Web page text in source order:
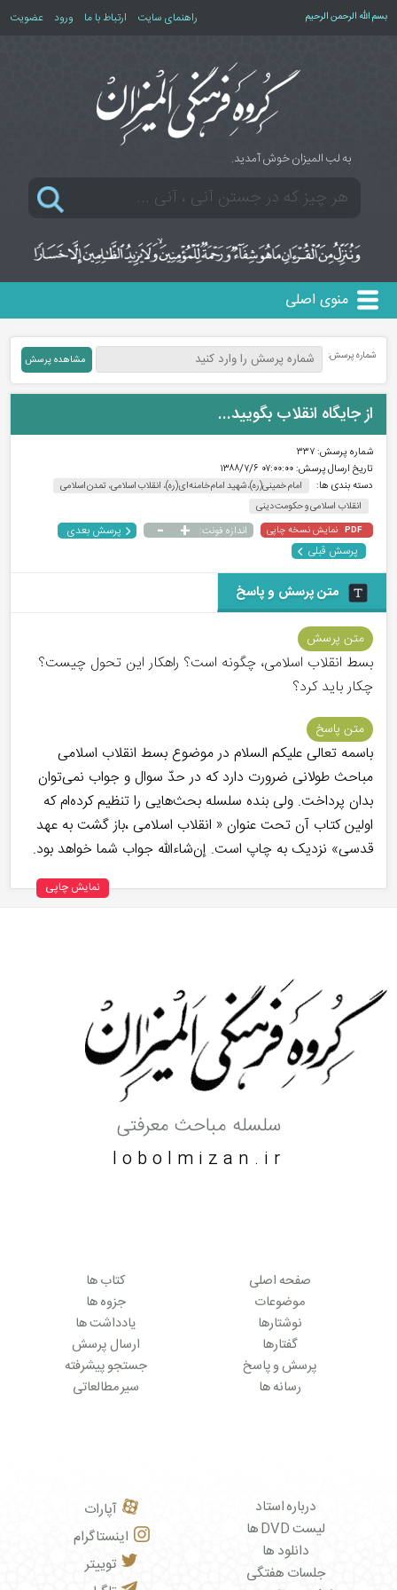
بسم الله الرحمن الرحیم راهنمای سایت ارتباط با ما ورود عضویت
به لب المیزان خوش آمدید.
منوی اصلی
شماره پرسش:
از جایگاه انقلاب بگویید...
شماره پرسش:۳۳۷
تاریخ ارسال پرسش:۰۷:۰۰:۰۰ ۱۳۸۸/۷/۶
دسته بندی ها:
امام خمینی(ره)، شهید امام خامنه‌ای(ره)، انقلاب اسلامی، تمدن اسلامی
انقلاب اسلامی و حکومت دینی
PDF نمایش نسخه چاپی اندازه فونت: +
-
پرسش بعدی
پرسش قبلی
متن پرسش و پاسخ
متن پرسش
بسط انقلاب اسلامی، چگونه است؟ راهکار این تحول چیست؟
چکار باید کرد؟
متن پاسخ
باسمه تعالی علیکم السلام در موضوع بسط انقلاب اسلامی
مباحث طولانی ضرورت دارد که در حدّ سوال و جواب نمی‌توان
بدان پرداخت. ولی بنده سلسله‌ بحث‌هایی را تنظیم کرده‌ام که
اولین کتاب آن تحت عنوان « انقلاب اسلامی ،باز گشت به عهد
قدسی» نزدیک به چاپ است. إن‌شاءالله جواب شما خواهد بود.
نمایش چاپی
سلسله مباحث معرفتی
lobolmizan.ir
صفحه اصلی
موضوعات
نوشتارها
گفتارها
پرسش و پاسخ
رسانه ها
کتاب ها
جزوه ها
یادداشت ها
ارسال پرسش
جستجو پیشرفته
سیر مطالعاتی
درباره استاد
لیست DVD ها
دانلود ها
جلسات هفتگی
آپارات
اینستاگرام
توییتر